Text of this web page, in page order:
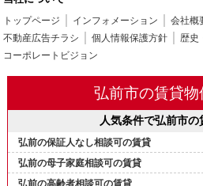
トップページ インフォメーション 会社概
不動産広告チラシ
個人情報保護方針 歴史
コーポレートビジョン
弘前市の賃貸物
人気条件で弘前市の
弘前の保証人なし相談可の賃貸
弘前の母子家庭相談可の賃貸
弘前の高齢者相談可の賃貸